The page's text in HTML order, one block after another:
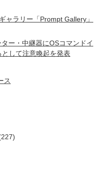
ャラリー「Prompt Gallery」
ー・中継器にOSコマンドイ
して注意喚起を発表
ス